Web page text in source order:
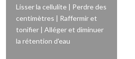
Lisser la cellulite | Perdre des
centimètres | Raffermir et
tonifier | Alléger et diminuer
la rétention d'eau